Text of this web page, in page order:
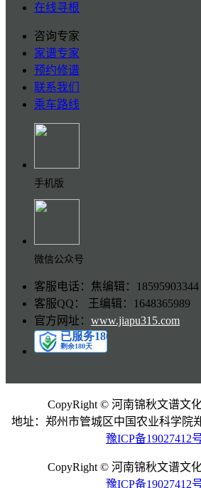
在线寻根
咨询专家
家谱专家
预约修谱
联系我们
乘车路线
手机版
微信公众号
客服电话：焦编辑：
客服QQ： 王编辑：1648365989
官方网址： www.jiapu315.com
CopyRight © 河南锦秋文谱文
地址：郑州市管城区中国农业科学院
豫ICP备19027412
CopyRight © 河南锦秋文谱文
豫ICP备19027412